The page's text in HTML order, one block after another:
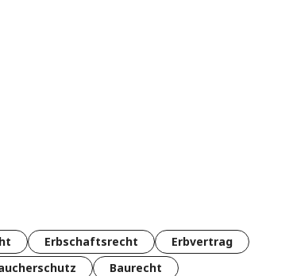
Erbschaftsrecht
Erbvertrag
Baurecht